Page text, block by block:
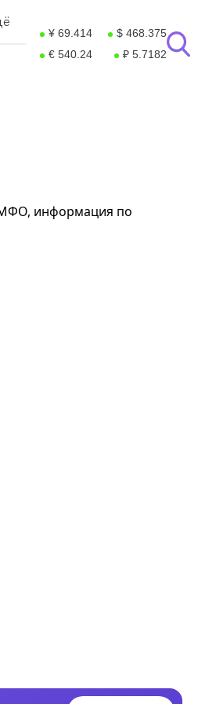
¥ 69.414
$ 468.375
€ 540.24
₽ 5.7182
МФО, информация по